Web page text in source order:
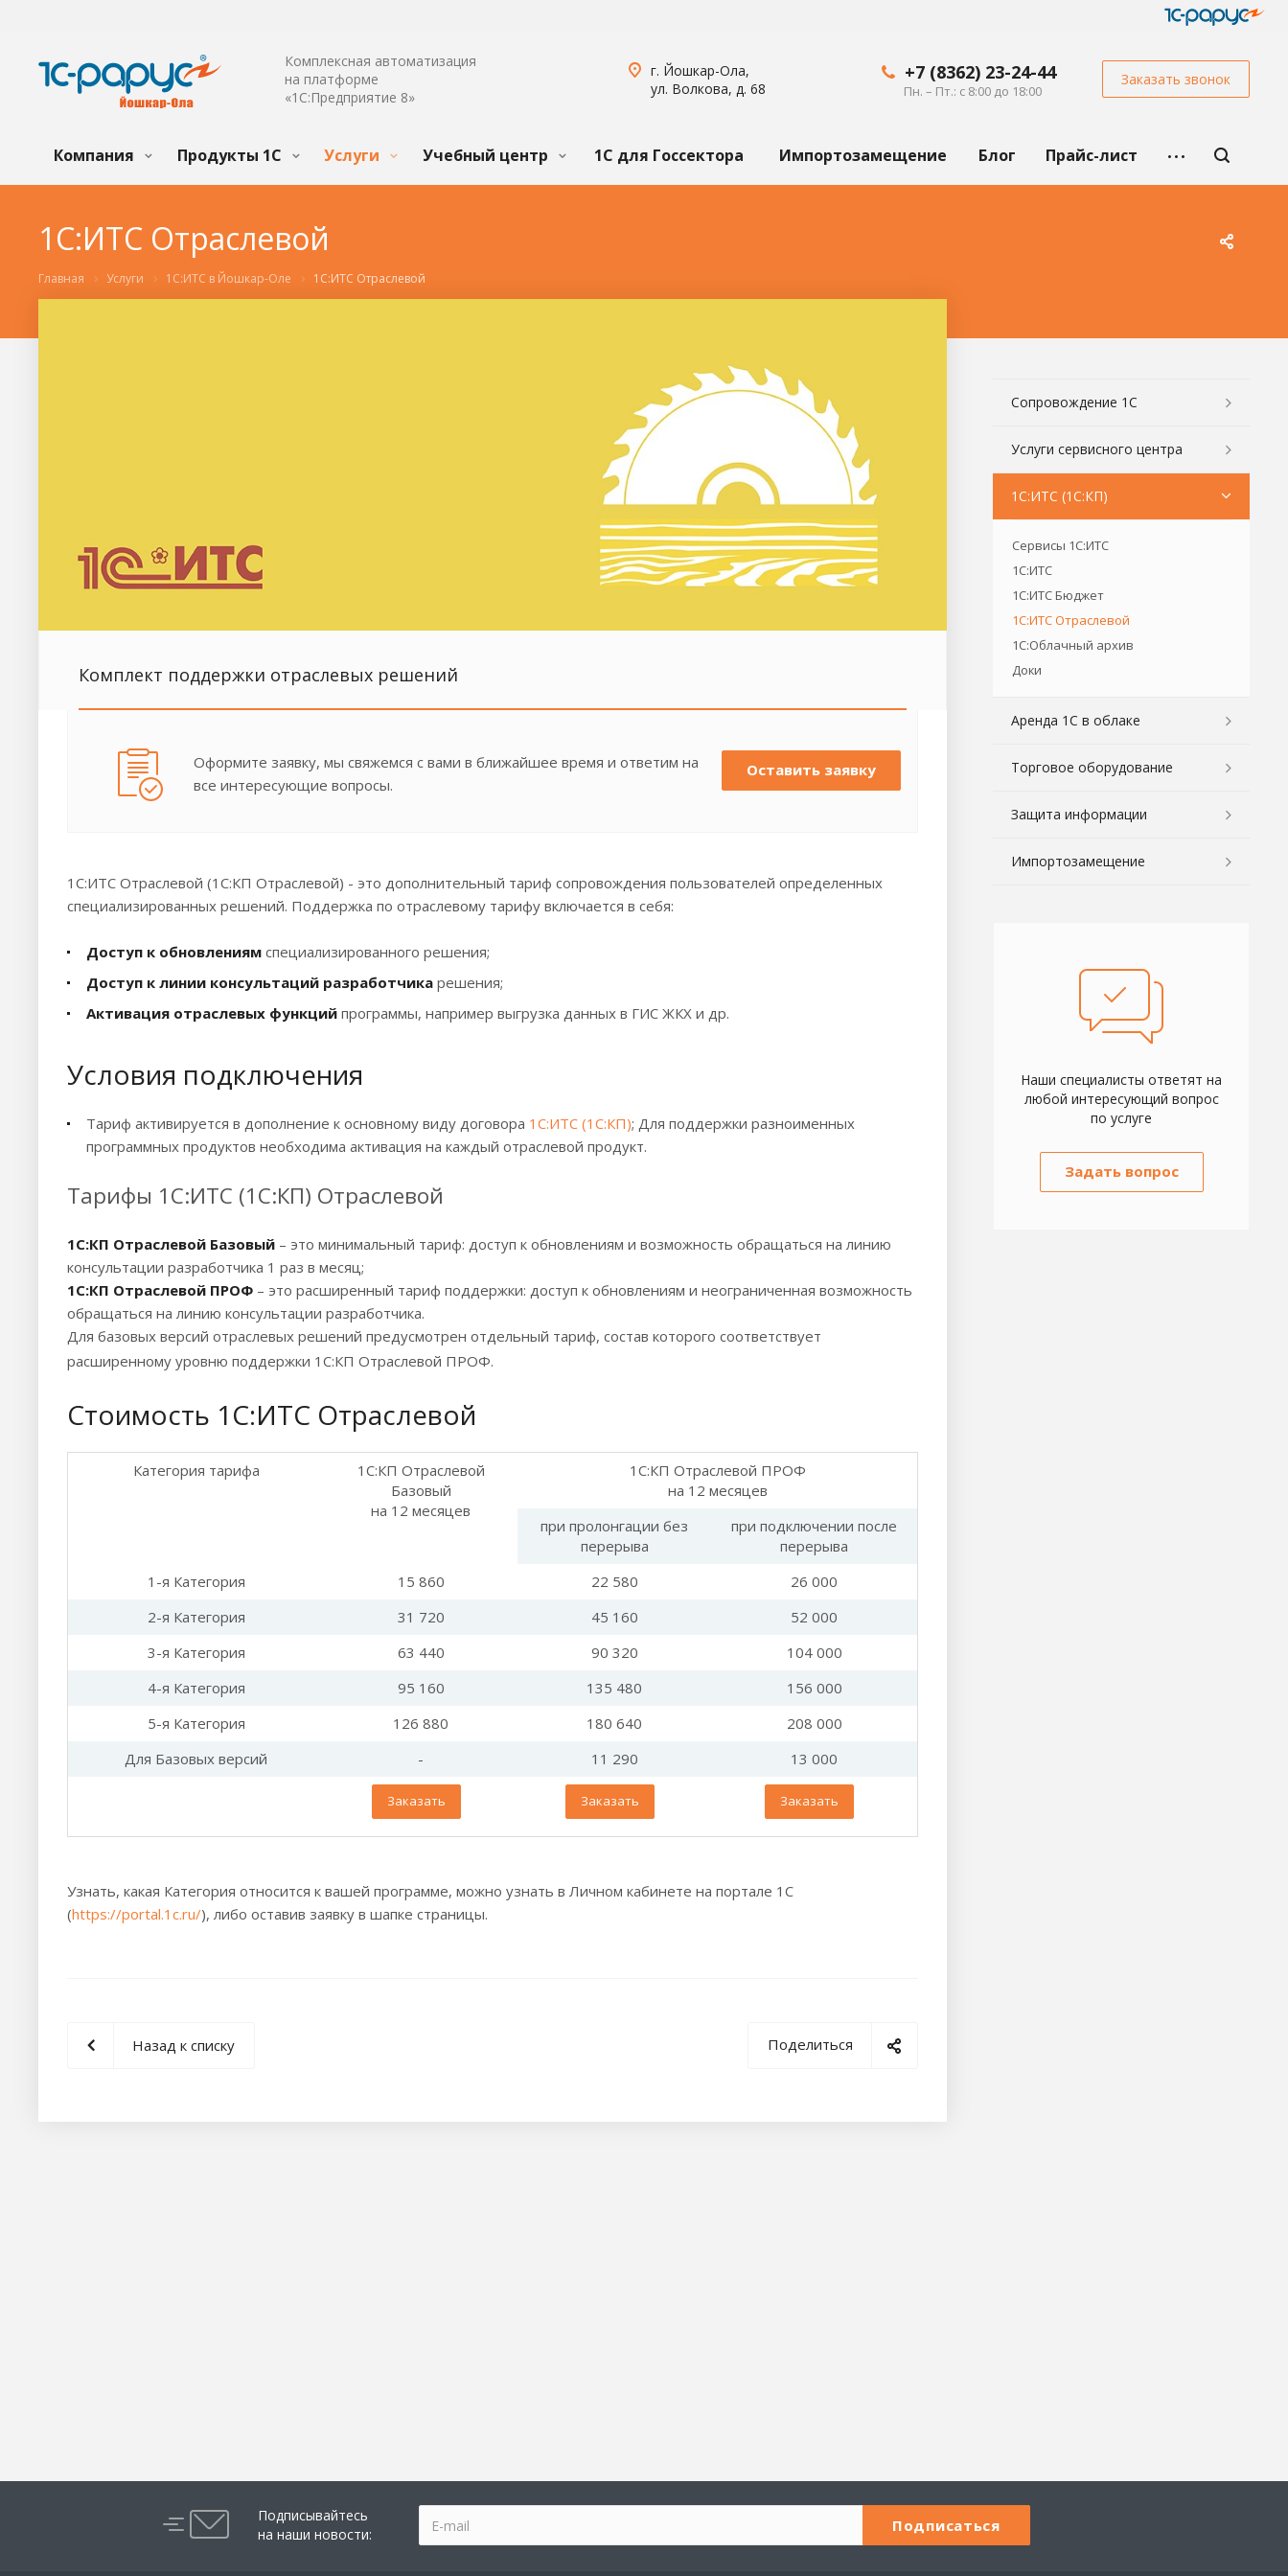
Комплексная автоматизация
на платформе
«1С:Предприятие 8»
+7 (8362) 23-24-44
Пн. – Пт.: с 8:00 до 18:00
Заказать звонок
г. Йошкар-Ола,
ул. Волкова, д. 68
Компания Продукты 1С Услуги Учебный центр 1С для Госсектора Импортозамещение Блог Прайс-лист
1С:ИТС Отраслевой
Главная Услуги 1С:ИТС в Йошкар-Оле 1С:ИТС Отраслевой
Комплект поддержки отраслевых решений
Оформите заявку, мы свяжемся с вами в ближайшее время и ответим на
все интересующие вопросы.
Оставить заявку
1С:ИТС Отраслевой (1С:КП Отраслевой) - это дополнительный тариф сопровождения пользователей определенных
специализированных решений. Поддержка по отраслевому тарифу включается в себя:
Доступ к обновлениям специализированного решения;
Доступ к линии консультаций разработчика решения;
Активация отраслевых функций программы, например выгрузка данных в ГИС ЖКХ и др.
Условия подключения
Тариф активируется в дополнение к основному виду договора 1С:ИТС (1С:КП); Для поддержки разноименных
программных продуктов необходима активация на каждый отраслевой продукт.
Тарифы 1С:ИТС (1С:КП) Отраслевой
1С:КП Отраслевой Базовый – это минимальный тариф: доступ к обновлениям и возможность обращаться на линию
консультации разработчика 1 раз в месяц;
1С:КП Отраслевой ПРОФ – это расширенный тариф поддержки: доступ к обновлениям и неограниченная возможность
обращаться на линию консультации разработчика.
Для базовых версий отраслевых решений предусмотрен отдельный тариф, состав которого соответствует
расширенному уровню поддержки 1С:КП Отраслевой ПРОФ.
Стоимость 1С:ИТС Отраслевой
Категория тарифа
1С:КП Отраслевой
Базовый
на 12 месяцев
1С:КП Отраслевой ПРОФ
на 12 месяцев
при пролонгации без
перерыва
при подключении после
перерыва
1-я Категория
15 860 22 580
26 000
2-я Категория
31 720 45 160
52 000
3-я Категория
63 440 90 320
104 000
4-я Категория
95 160 135 480
156 000
5-я Категория
126 880 180 640
208 000
Для Базовых версий
- 11 290 13 000
Заказать Заказать Заказать
Узнать, какая Категория относится к вашей программе, можно узнать в Личном кабинете на портале 1С
(https://portal.1c.ru/), либо оставив заявку в шапке страницы.
Поделиться
Назад к списку
Сопровождение 1С
Услуги сервисного центра
1С:ИТС (1С:КП)
Сервисы 1С:ИТС
1С:ИТС
1С:ИТС Бюджет
1С:ИТС Отраслевой
1С:Облачный архив
Доки
Аренда 1С в облаке
Торговое оборудование
Защита информации
Импортозамещение
Наши специалисты ответят на
любой интересующий вопрос
по услуге
Задать вопрос
Подписывайтесь
на наши новости: